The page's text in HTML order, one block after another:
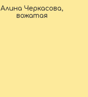
Алина Черкасова,
вожатая